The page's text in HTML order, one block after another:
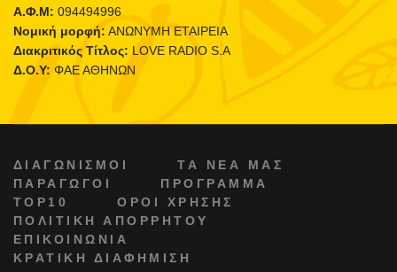
Α.Φ.Μ: 094494996
Νομική μορφή: ΑΝΩΝΥΜΗ ΕΤΑΙΡΕΙΑ
Διακριτικός Τίτλος: LOVE RADIO S.A
Δ.Ο.Υ: ΦΑΕ ΑΘΗΝΩΝ
ΔΙΑΓΩΝΙΣΜΟΙ
ΤΑ ΝΕΑ ΜΑΣ
ΠΑΡΑΓΩΓΟΙ
ΠΡΟΓΡΑΜΜΑ
TOP10
ΟΡΟΙ ΧΡΗΣΗΣ
ΠΟΛΙΤΙΚΗ ΑΠΟΡΡΗΤΟΥ
ΕΠΙΚΟΙΝΩΝΙΑ
ΚΡΑΤΙΚΗ ΔΙΑΦΗΜΙΣΗ